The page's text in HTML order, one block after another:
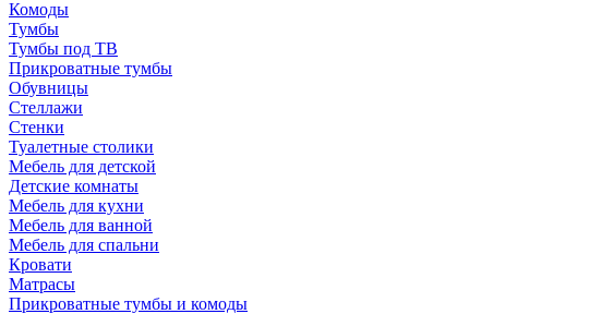
Комоды
Тумбы
Тумбы под ТВ
Прикроватные тумбы
Обувницы
Стеллажи
Стенки
Туалетные столики
Мебель для детской
Детские комнаты
Мебель для кухни
Мебель для ванной
Мебель для спальни
Кровати
Матрасы
Прикроватные тумбы и комоды